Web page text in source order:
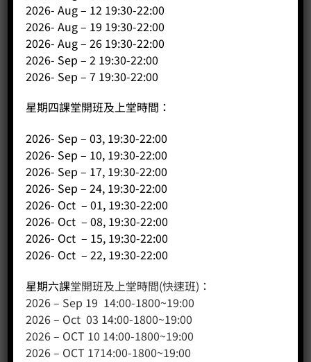
公司
主頁
關於我們
商店（產品）
客戶服務
聯絡我們
2026- Aug – 12 19:30-22:00
2026- Aug – 19 19:30-22:00
2026- Aug – 26 19:30-22:00
2026- Sep – 2 19:30-22:00
2026- Sep – 7 19:30-22:00
星期四課堂開班及上堂時間：
2026- Sep – 03, 19:30-22:00
2026- Sep – 10, 19:30-22:00
2026- Sep – 17, 19:30-22:00
2026- Sep – 24, 19:30-22:00
2026- Oct – 01, 19:30-22:00
2026- Oct – 08, 19:30-22:00
2026- Oct – 15, 19:30-22:00
2026- Oct – 22, 19:30-22:00
星期六課堂開班及上堂時間(快速班)：
2026 – Sep 19 14:00-1800~19:00
2026 – Oct 03 14:00-1800~19:00
2026 – OCT 10 14:00-1800~19:00
2026 – OCT 1714:00-1800~19:00